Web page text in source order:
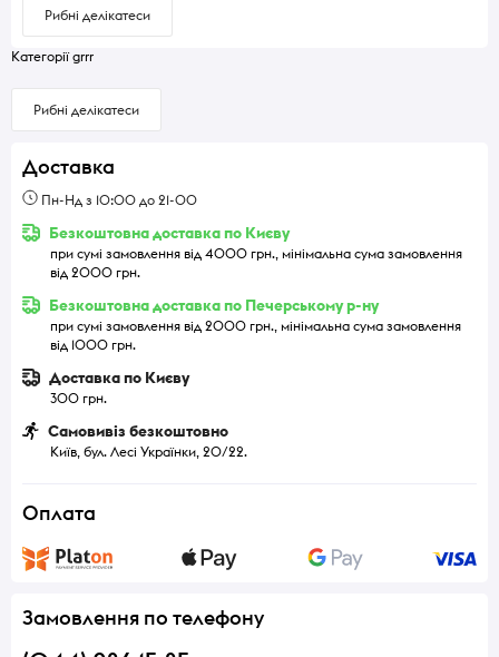
Рибні делікатеси
Категорії grrr
Рибні делікатеси
Доставка
Пн-Нд з 10:00 до 21-00
Безкоштовна доставка по Києву
при сумі замовлення від 4000 грн., мінімальна сума замовлення
від 2000 грн.
Безкоштовна доставка по Печерському р-ну
при сумі замовлення від 2000 грн., мінімальна сума замовлення
від 1000 грн.
Доставка по Києву
300 грн.
Самовивіз безкоштовно
Київ, бул. Лесі Українки, 20/22.
Оплата
Замовлення по телефону